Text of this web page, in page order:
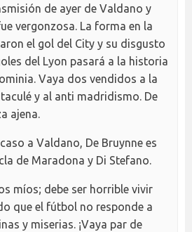
de ayer de Valdano y
vergonzosa. La forma en la
el gol del City y su disgusto
del Lyon pasará a la historia
Vaya dos vendidos a la
y al anti madridismo. De
ajena.
a Valdano, De Bruynne es
de Maradona y Di Stefano.
míos; debe ser horrible vivir
que el fútbol no responde a
y miserias. ¡Vaya par de